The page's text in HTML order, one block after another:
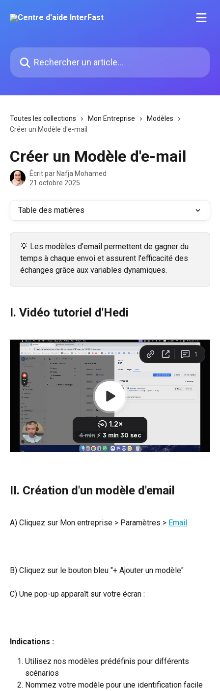
Rechercher un article...
Toutes les collections Mon Entreprise
Modèles
Créer un Modèle d'e-mail
Créer un Modèle d'e-mail
Écrit par Nafja Mohamed
21 octobre 2025
Table des matières
💡 Les modèles d'email permettent de gagner du
temps à chaque envoi et assurent l'efficacité des
échanges grâce aux variables dynamiques.
I. Vidéo tutoriel d'Hedi
II. Création d'un modèle d'email
A) Cliquez sur Mon entreprise > Paramètres > Email
B) Cliquez sur le bouton bleu "+ Ajouter un modèle"
C) Une pop-up apparaît sur votre écran :
Indications :
Utilisez nos modèles prédéfinis pour différents
scénarios
Nommez votre modèle pour une identification facile